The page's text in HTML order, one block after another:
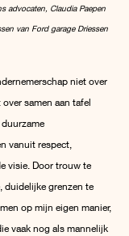
advocaten, Claudia Paepen
van Ford garage Driessen
niet over
samen aan tafel
duurzame
vanuit respect,
visie. Door trouw te
duidelijke grenzen te
op mijn eigen manier,
vaak nog als mannelijk